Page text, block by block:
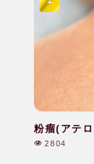
粉瘤(アテ
代|女性
2804